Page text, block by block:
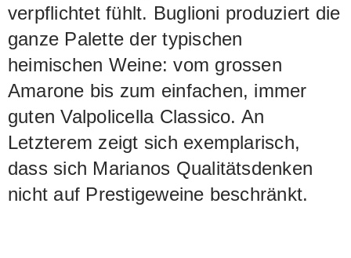
verpflichtet fühlt. Buglioni produziert die
ganze Palette der typischen
heimischen Weine: vom grossen
Amarone bis zum einfachen, immer
guten Valpolicella Classico. An
Letzterem zeigt sich exemplarisch,
dass sich Marianos Qualitätsdenken
nicht auf Prestigeweine beschränkt.